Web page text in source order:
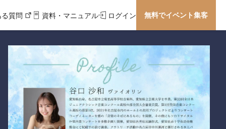
質問 資料・マニュアル ログイン 無料でイベント集客